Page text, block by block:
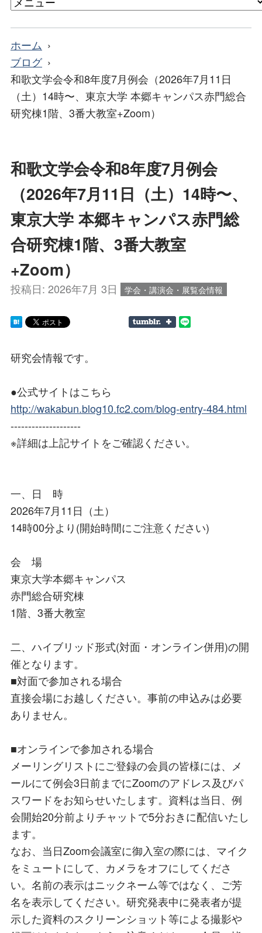
ホーム
ブログ
和歌文学会令和8年度7月例会（2026年7月11日
（土）14時〜、東京大学 本郷キャンパス赤門総合
研究棟1階、3番大教室+Zoom）
和歌文学会令和8年度7月例会
（2026年7月11日（土）14時〜、
東京大学 本郷キャンパス赤門総
合研究棟1階、3番大教室
+Zoom）
投稿日: 2026年7月 3日 学会・講演会・展覧会情報
研究会情報です。
●公式サイトはこちら
http://wakabun.blog10.fc2.com/blog-entry-484.html
--------------------
※詳細は上記サイトをご確認ください。
一、日 時
2026年7月11日（土）
14時00分より(開始時間にご注意ください)
会 場
東京大学本郷キャンパス
赤門総合研究棟
1階、3番大教室
二、ハイブリッド形式(対面・オンライン併用)の開
催となります。
■対面で参加される場合
直接会場にお越しください。事前の申込みは必要
ありません。
■オンラインで参加される場合
メーリングリストにご登録の会員の皆様には、メ
ールにて例会3日前までにZoomのアドレス及びパ
スワードをお知らせいたします。資料は当日、例
会開始20分前よりチャットで5分おきに配信いたし
ます。
なお、当日Zoom会議室に御入室の際には、マイク
をミュートにして、カメラをオフにしてくださ
い。名前の表示はニックネーム等ではなく、ご芳
名を表示してください。研究発表中に発表者が提
示した資料のスクリーンショット等による撮影や